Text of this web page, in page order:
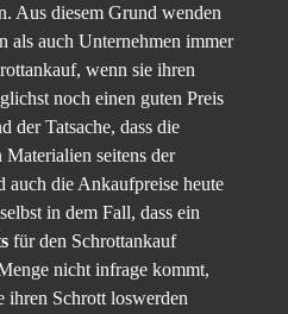
Aus diesem Grund wenden
als auch Unternehmen immer
wenn sie ihren
noch einen guten Preis
der Tatsache, dass die
seitens der
auch die Ankaufpreise heute
in dem Fall, dass ein
für den Schrottankauf
nicht infrage kommt,
Schrott loswerden